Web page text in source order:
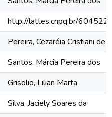
http://lattes.cnpq.br/
Pereira, Cezaréia Cristiani de
Santos, Márcia Pereira dos
Grisolio, Lilian Marta
Silva, Jaciely Soares da